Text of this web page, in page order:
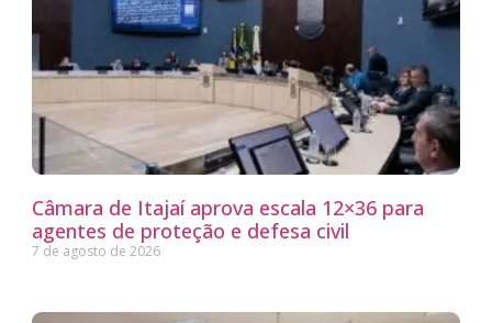
Câmara de Itajaí aprova escala 12×36 para
agentes de proteção e defesa civil
7 de agosto de 2026